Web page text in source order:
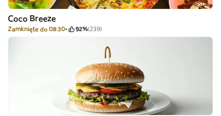
Coco Breeze
Zamknięte do 08:30 92%(239)